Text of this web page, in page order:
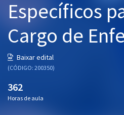
Questões grátis
Conteúdo gratuito
Blog
Específicos
Cargo de
Baixar edital
(CÓDIGO: 200350)
362
Horas de aula